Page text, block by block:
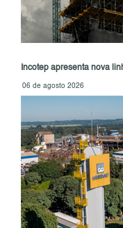
Incotep apresenta nova
06 de agosto 2026